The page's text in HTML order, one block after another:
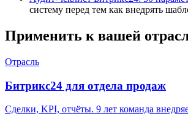
систему перед тем как внедрять
Применить к вашей
Отрасль
Битрикс24 для отдела продаж
Сделки, KPI, отчёты. 9 лет команда